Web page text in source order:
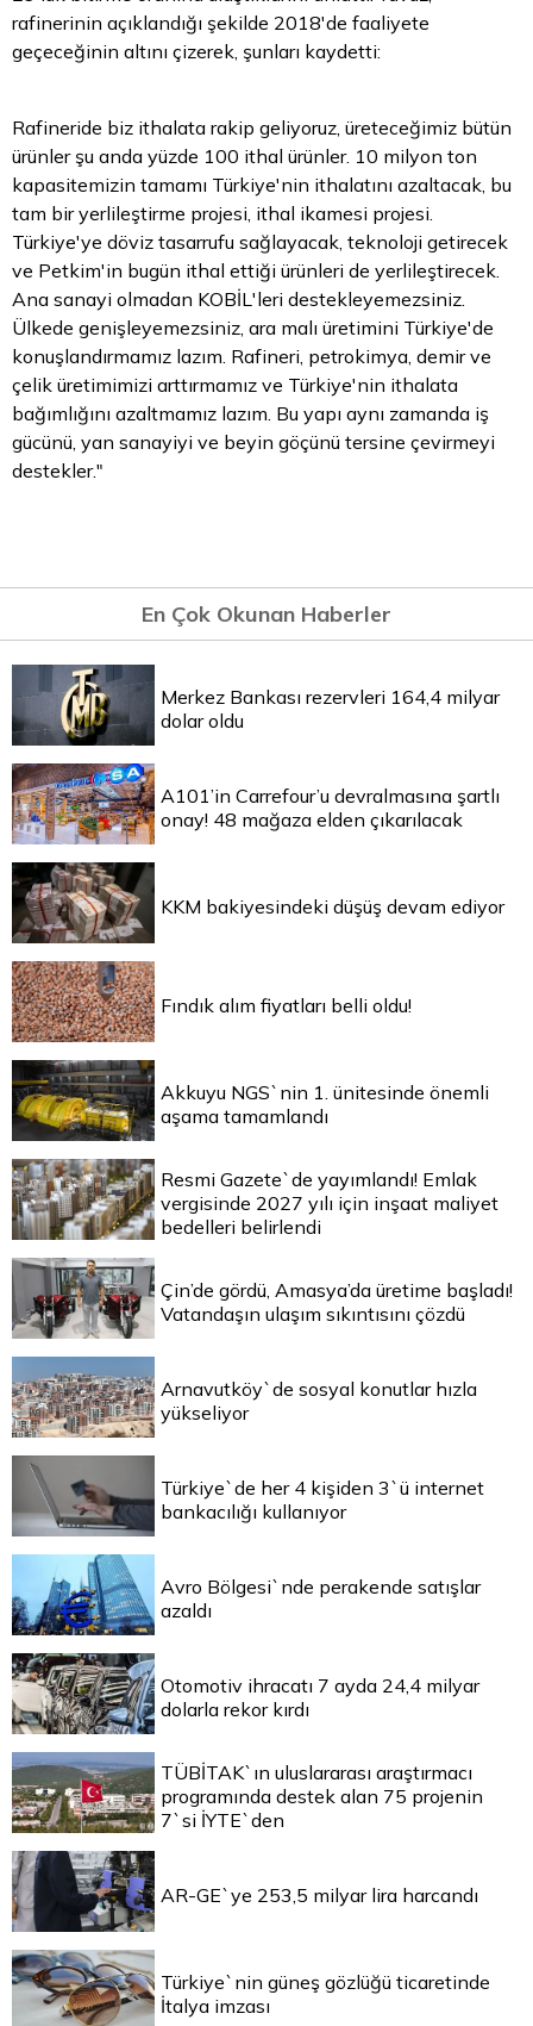
rafinerinin açıklandığı şekilde 2018'de faaliyete
geçeceğinin altını çizerek, şunları kaydetti:
Rafineride biz ithalata rakip geliyoruz, üreteceğimiz bütün
ürünler şu anda yüzde 100 ithal ürünler. 10 milyon ton
kapasitemizin tamamı Türkiye'nin ithalatını azaltacak, bu
tam bir yerlileştirme projesi, ithal ikamesi projesi.
Türkiye'ye döviz tasarrufu sağlayacak, teknoloji getirecek
ve Petkim'in bugün ithal ettiği ürünleri de yerlileştirecek.
Ana sanayi olmadan KOBİL'leri destekleyemezsiniz.
Ülkede genişleyemezsiniz, ara malı üretimini Türkiye'de
konuşlandırmamız lazım. Rafineri, petrokimya, demir ve
çelik üretimimizi arttırmamız ve Türkiye'nin ithalata
bağımlığını azaltmamız lazım. Bu yapı aynı zamanda iş
gücünü, yan sanayiyi ve beyin göçünü tersine çevirmeyi
destekler."
En Çok Okunan Haberler
Merkez Bankası rezervleri 164,4 milyar
dolar oldu
A101’in Carrefour’u devralmasına şartlı
onay! 48 mağaza elden çıkarılacak
KKM bakiyesindeki düşüş devam ediyor
Fındık alım fiyatları belli oldu!
Akkuyu NGS`nin 1. ünitesinde önemli
aşama tamamlandı
Resmi Gazete`de yayımlandı! Emlak
vergisinde 2027 yılı için inşaat maliyet
bedelleri belirlendi
Çin’de gördü, Amasya’da üretime başladı!
Vatandaşın ulaşım sıkıntısını çözdü
Arnavutköy`de sosyal konutlar hızla
yükseliyor
Türkiye`de her 4 kişiden 3`ü internet
bankacılığı kullanıyor
Avro Bölgesi`nde perakende satışlar
azaldı
Otomotiv ihracatı 7 ayda 24,4 milyar
dolarla rekor kırdı
TÜBİTAK`ın uluslararası araştırmacı
programında destek alan 75 projenin
7`si İYTE`den
AR-GE`ye 253,5 milyar lira harcandı
Türkiye`nin güneş gözlüğü ticaretinde
İtalya imzası